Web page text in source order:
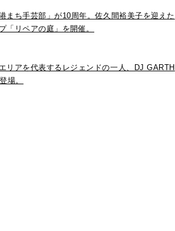
まち手芸部」が10周年。佐久間裕美子を迎えた
「リペアの庭」を開催。
リアを代表するレジェンドの一人、DJ GARTH
場。